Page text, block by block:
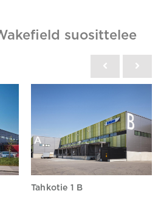
suosittelee
Tahkotie 1 B